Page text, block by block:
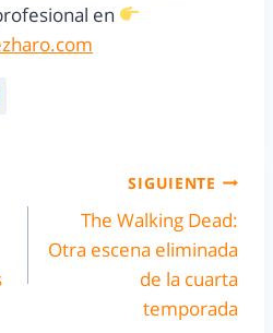
en
SIGUIENTE
The Walking Dead:
Otra escena eliminada
de la cuarta
temporada